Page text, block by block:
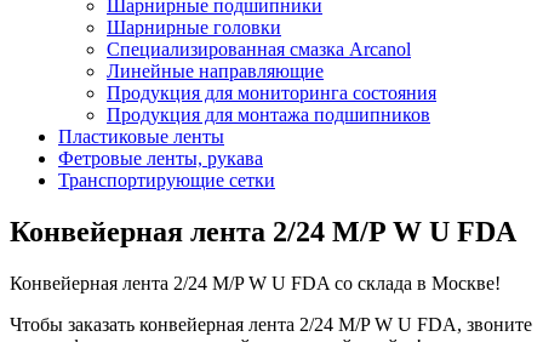
Шарнирные подшипники
Шарнирные головки
Специализированная смазка Arcanol
Линейные направляющие
Продукция для мониторинга состояния
Продукция для монтажа подшипников
Пластиковые ленты
Фетровые ленты, рукава
Транспортирующие сетки
Конвейерная лента 2/24 M/P W U FDA
Конвейерная лента 2/24 M/P W U FDA со склада в Москве!
Чтобы заказать конвейерная лента 2/24 M/P W U FDA, звоните